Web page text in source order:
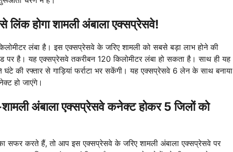
होगा शामली अंबाला एक्सप्रेसवे!
लंबा है। इस एक्सप्रेसवे के जरिए शामली को सबसे बड़ा लाभ होने की
पर है। यह एक्सप्रेसवे तकरीबन 120 किलोमीटर लंबा हो सकता है। साथ ही यह
घंटे की रफ्तार से गाड़ियां फर्राटा भर सकेंगी। यह एक्सप्रेसवे 6 लेन के साथ बनाया
हो जाएंगे।
अंबाला एक्सप्रेसवे कनेक्ट होकर 5 जिलों को
सफर करते हैं, तो आप इस एक्सप्रेसवे के जरिए शामली अंबाला एक्सप्रेसवे पर